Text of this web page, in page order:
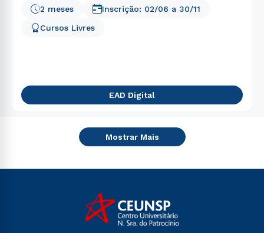
2 meses
Cursos Livres
Inscrição: 02/06 a 30/11
EAD Digital
Mostrar Mais